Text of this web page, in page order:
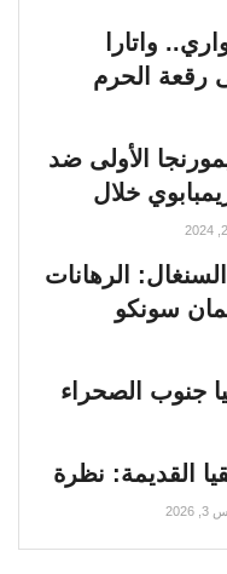
واتارا
رقعة الحرم
الأولى ضد
خلال
الرهانات
سونكو
جنوب الصحراء
القديمة: نظرة